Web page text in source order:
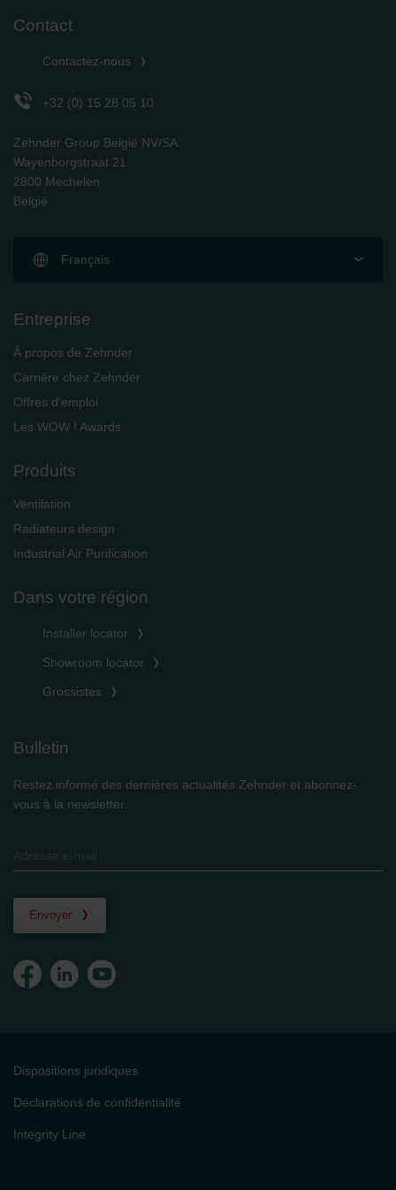
Contact
Contactez-nous
+32 (0) 15 28 05 10
Zehnder Group België NV/SA
Wayenborgstraat 21
2800 Mechelen
België
Français
Entreprise
À propos de Zehnder
Carrière chez Zehnder
Offres d'emploi
Les WOW ! Awards
Produits
Ventilation
Radiateurs design
Industrial Air Purification
Dans votre région
Installer locator
Showroom locator
Grossistes
Bulletin
Restez informé des dernières actualités Zehnder et abonnez-
vous à la newsletter.
Envoyer
Dispositions juridiques
Déclarations de confidentialité
Integrity Line